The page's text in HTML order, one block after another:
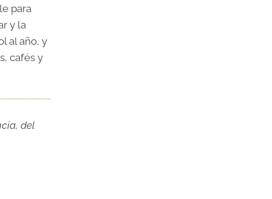
para
y la
al año, y
cafés y
del